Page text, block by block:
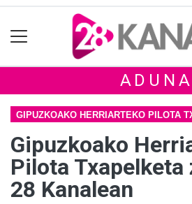
ADUNA
GIPUZKOAKO HERRIARTEKO PILOTA
Gipuzkoako
Pilota Txapelketa
28 Kanalean